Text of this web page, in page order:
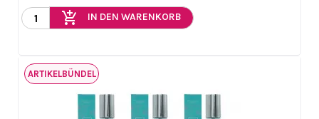
add_shopping_cart IN DEN WARENKORB
ARTIKELBÜNDEL